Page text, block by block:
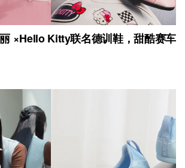
×Hello Kitty联名德训鞋，甜酷赛车